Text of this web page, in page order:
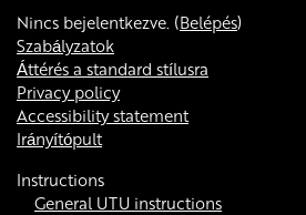
Nincs bejelentkezve. (Belépés)
Szabályzatok
Áttérés a standard stílusra
Privacy policy
Accessibility statement
Irányítópult
Instructions
General UTU instructions